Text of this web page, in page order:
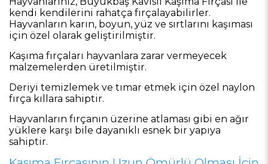
kendi kendilerini rahatça fırçalayabilirler.
Hayvanların karın, boyun, yüz ve sırtlarını kaşıması
için özel olarak geliştirilmiştir.
Kaşıma fırçaları hayvanlara zarar vermeyecek
malzemelerden üretilmiştir.
Deriyi temizlemek ve tımar etmek için özel naylon
fırça kıllara sahiptir.
Hayvanların fırçanın üzerine atlaması gibi en ağır
yüklere karşı bile dayanıklı esnek bir yapıya
sahiptir.